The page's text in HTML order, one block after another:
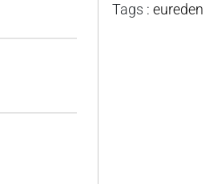
Tags :eureden